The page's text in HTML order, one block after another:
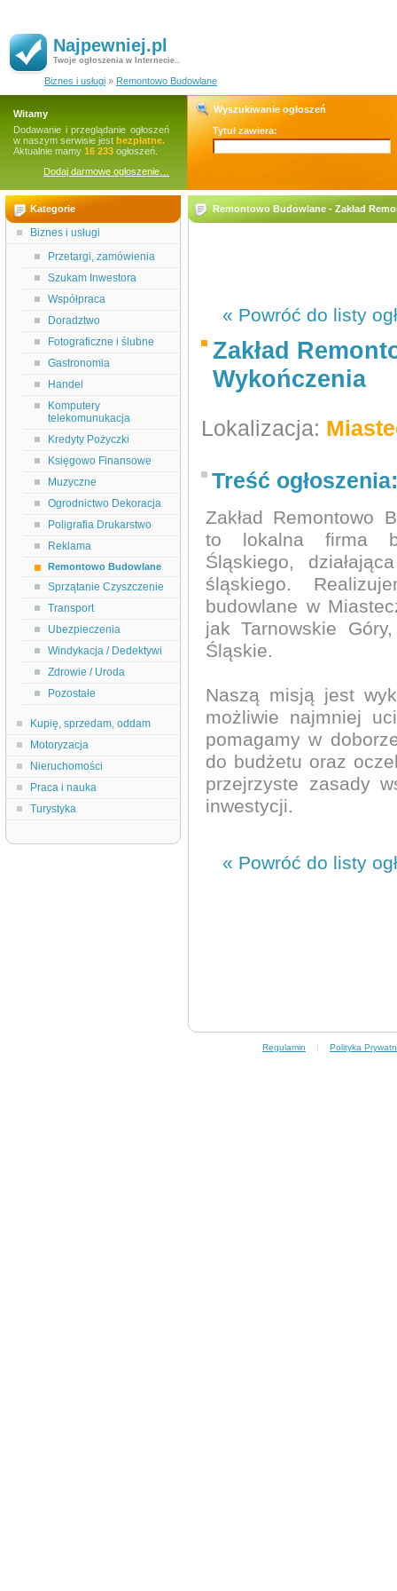
Najpewniej.pl
Twoje ogłoszenia w Internecie..
Biznes i usługi » Remontowo Budowlane
Witamy
Dodawanie i przeglądanie ogłoszeń
w naszym serwisie jest bezpłatne.
Aktualnie mamy 16 233 ogłoszeń.
Dodaj darmowe ogłoszenie…
Wyszukiwanie ogłoszeń
Tytuł zawiera:
Kategorie
Biznes i usługi
Przetargi, zamówienia
Szukam Inwestora
Współpraca
Doradztwo
Fotograficzne i ślubne
Gastronomia
Handel
Komputery
telekomunukacja
Kredyty Pożyczki
Księgowo Finansowe
Muzyczne
Ogrodnictwo Dekoracja
Poligrafia Drukarstwo
Reklama
Remontowo Budowlane
Sprzątanie Czyszczenie
Transport
Ubezpieczenia
Windykacja / Dedektywi
Zdrowie / Uroda
Pozostałe
Kupię, sprzedam, oddam
Motoryzacja
Nieruchomości
Praca i nauka
Turystyka
Remontowo Budowlane - Zakład
« Powróć do listy
Zakład
Wykończenia
Lokalizacja:
Treść ogłoszenia:
Zakład Remontowo
to lokalna firma
Śląskiego,
śląskiego.
budowlane w
jak Tarnowskie
Śląskie.
Naszą misją jest
możliwie najmniej
pomagamy w
do budżetu oraz
przejrzyste zasady
inwestycji.
« Powróć do listy
Regulamin | Polityka